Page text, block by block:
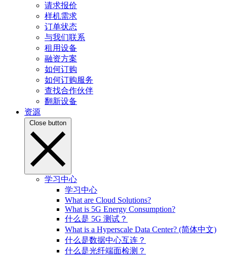
请求报价
样机需求
订单状态
与我们联系
租用设备
融资方案
如何订购
如何订购服务
查找合作伙伴
翻新设备
资源
Close button
学习中心
学习中心
What are Cloud Solutions?
What is 5G Energy Consumption?
什么是 5G 测试？
What is a Hyperscale Data Center? (简体中文)
什么是数据中心互连？
什么是光纤端面检测？